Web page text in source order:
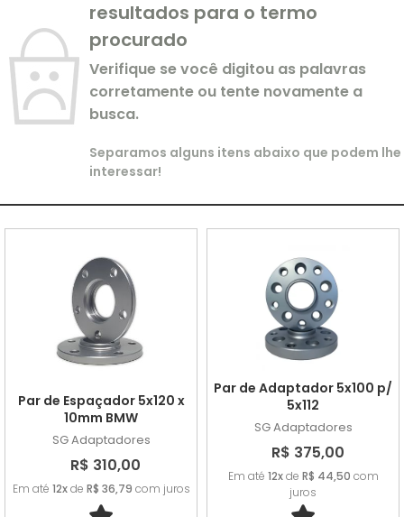
resultados para o termo
procurado
Verifique se você digitou as palavras
corretamente ou tente novamente a
busca.
Separamos alguns itens abaixo que podem lhe
interessar!
Par de Espaçador 5x120 x
10mm BMW
SG Adaptadores
R$ 310,00
Em até 12xde R$ 36,79 com juros
Par de Adaptador 5x100 p/
5x112
SG Adaptadores
R$ 375,00
Em até 12xde R$ 44,50 com
juros